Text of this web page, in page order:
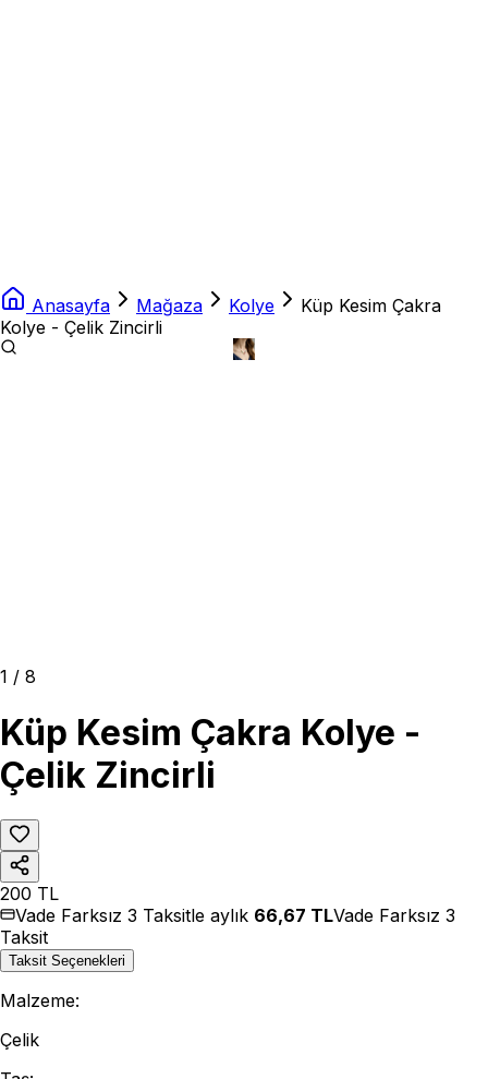
Anasayfa Mağaza Kolye
Küp Kesim Çakra
Kolye - Çelik Zincirli
1 / 8
Küp Kesim Çakra Kolye -
Çelik Zincirli
200 TL
Vade Farksız 3 Taksitle aylık 66,67 TLVade Farksız 3
Taksit
Taksit Seçenekleri
Malzeme:
Çelik